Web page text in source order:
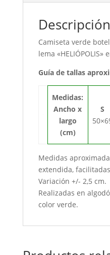
Descripción
Camiseta verde
lema
Guía de tallas
Medidas:
Ancho x
largo
(cm)
S
Medidas
extendida,
Variación +/- 2,5 cm.
Realizadas en
color verde.